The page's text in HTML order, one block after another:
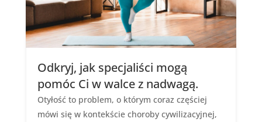
Odkryj, jak specjaliści mogą
pomóc Ci w walce z nadwagą.
Otyłość to problem, o którym coraz częściej
mówi się w kontekście choroby cywilizacyjnej,